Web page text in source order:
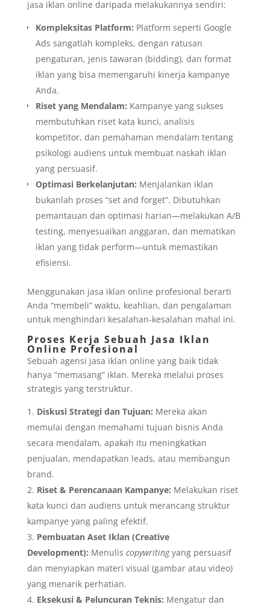
jasa iklan online daripada melakukannya sendiri:
Kompleksitas Platform: Platform seperti Google
Ads sangatlah kompleks, dengan ratusan
pengaturan, jenis tawaran (bidding), dan format
iklan yang bisa memengaruhi kinerja kampanye
Anda.
Riset yang Mendalam: Kampanye yang sukses
membutuhkan riset kata kunci, analisis
kompetitor, dan pemahaman mendalam tentang
psikologi audiens untuk membuat naskah iklan
yang persuasif.
Optimasi Berkelanjutan: Menjalankan iklan
bukanlah proses “set and forget”. Dibutuhkan
pemantauan dan optimasi harian—melakukan A/B
testing, menyesuaikan anggaran, dan mematikan
iklan yang tidak perform—untuk memastikan
efisiensi.
Menggunakan jasa iklan online profesional berarti
Anda “membeli” waktu, keahlian, dan pengalaman
untuk menghindari kesalahan-kesalahan mahal ini.
Proses Kerja Sebuah Jasa Iklan
Online Profesional
Sebuah agensi jasa iklan online yang baik tidak
hanya “memasang” iklan. Mereka melalui proses
strategis yang terstruktur.
Diskusi Strategi dan Tujuan: Mereka akan
memulai dengan memahami tujuan bisnis Anda
secara mendalam, apakah itu meningkatkan
penjualan, mendapatkan leads, atau membangun
brand.
Riset & Perencanaan Kampanye: Melakukan riset
kata kunci dan audiens untuk merancang struktur
kampanye yang paling efektif.
Pembuatan Aset Iklan (Creative
Development): Menulis copywritingyang persuasif
dan menyiapkan materi visual (gambar atau video)
yang menarik perhatian.
Eksekusi & Peluncuran Teknis: Mengatur dan